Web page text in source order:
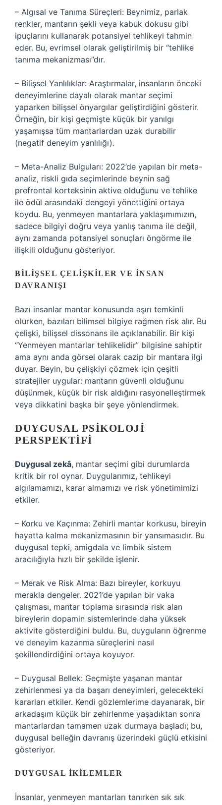
– Algısal ve Tanıma Süreçleri: Beynimiz, parlak
renkler, mantarın şekli veya kabuk dokusu gibi
ipuçlarını kullanarak potansiyel tehlikeyi tahmin
eder. Bu, evrimsel olarak geliştirilmiş bir “tehlike
tanıma mekanizması”dır.
– Bilişsel Yanlılıklar: Araştırmalar, insanların önceki
deneyimlerine dayalı olarak mantar seçimi
yaparken bilişsel önyargılar geliştirdiğini gösterir.
Örneğin, bir kişi geçmişte küçük bir yanılgı
yaşamışsa tüm mantarlardan uzak durabilir
(negatif deneyim yanlılığı).
– Meta-Analiz Bulguları: 2022’de yapılan bir meta-
analiz, riskli gıda seçimlerinde beynin sağ
prefrontal korteksinin aktive olduğunu ve tehlike
ile ödül arasındaki dengeyi yönettiğini ortaya
koydu. Bu, yenmeyen mantarlara yaklaşımımızın,
sadece bilgiyi doğru veya yanlış tanıma ile değil,
aynı zamanda potansiyel sonuçları öngörme ile
ilişkili olduğunu gösteriyor.
BILIŞSEL ÇELIŞKILER VE İNSAN
DAVRANIŞI
Bazı insanlar mantar konusunda aşırı temkinli
olurken, bazıları bilimsel bilgiye rağmen risk alır. Bu
çelişki, bilişsel dissonans ile açıklanabilir. Bir kişi
“Yenmeyen mantarlar tehlikelidir” bilgisine sahiptir
ama aynı anda görsel olarak cazip bir mantara ilgi
duyar. Beyin, bu çelişkiyi çözmek için çeşitli
stratejiler uygular: mantarın güvenli olduğunu
düşünmek, küçük bir risk aldığını rasyonelleştirmek
veya dikkatini başka bir şeye yönlendirmek.
DUYGUSAL PSIKOLOJI
PERSPEKTIFI
Duygusal zekâ, mantar seçimi gibi durumlarda
kritik bir rol oynar. Duygularımız, tehlikeyi
algılamamızı, karar almamızı ve risk yönetimimizi
etkiler.
– Korku ve Kaçınma: Zehirli mantar korkusu, bireyin
hayatta kalma mekanizmasının bir yansımasıdır. Bu
duygusal tepki, amigdala ve limbik sistem
aracılığıyla hızlı bir şekilde işlenir.
– Merak ve Risk Alma: Bazı bireyler, korkuyu
merakla dengeler. 2021’de yapılan bir vaka
çalışması, mantar toplama sırasında risk alan
bireylerin dopamin sistemlerinde daha yüksek
aktivite gösterdiğini buldu. Bu, duyguların öğrenme
ve deneyim kazanma süreçlerini nasıl
şekillendirdiğini ortaya koyuyor.
– Duygusal Bellek: Geçmişte yaşanan mantar
zehirlenmesi ya da başarı deneyimleri, gelecekteki
kararları etkiler. Kendi gözlemlerime dayanarak, bir
arkadaşım küçük bir zehirlenme yaşadıktan sonra
mantarlardan tamamen uzak durmaya başladı; bu,
duygusal belleğin davranış üzerindeki güçlü etkisini
gösteriyor.
DUYGUSAL İKILEMLER
İnsanlar, yenmeyen mantarları tanırken sık sık